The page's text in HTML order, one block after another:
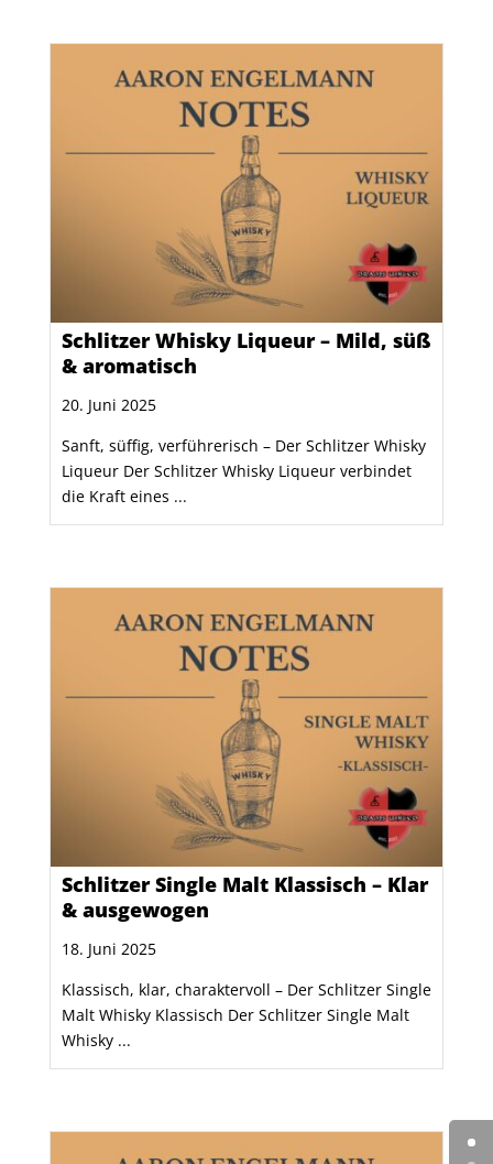
Schlitzer Whisky Liqueur – Mild, süß
& aromatisch
20. Juni 2025
Sanft, süffig, verführerisch – Der Schlitzer Whisky
Liqueur Der Schlitzer Whisky Liqueur verbindet
die Kraft eines ...
Schlitzer Single Malt Klassisch – Klar
& ausgewogen
18. Juni 2025
Klassisch, klar, charaktervoll – Der Schlitzer Single
Malt Whisky Klassisch Der Schlitzer Single Malt
Whisky ...